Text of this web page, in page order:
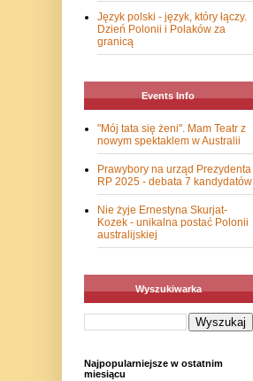
Język polski - język, który łączy.
Dzień Polonii i Polaków za
granicą
Events Info
"Mój tata się żeni". Mam Teatr z
nowym spektaklem w Australii
Prawybory na urząd Prezydenta
RP 2025 - debata 7 kandydatów
Nie żyje Ernestyna Skurjat-
Kozek - unikalna postać Polonii
australijskiej
Wyszukiwarka
Najpopularniejsze w ostatnim
miesiącu